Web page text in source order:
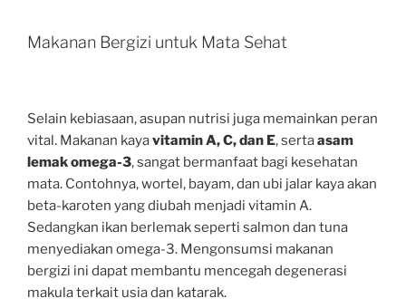
Makanan Bergizi untuk Mata Sehat
Selain kebiasaan, asupan nutrisi juga memainkan peran
vital. Makanan kayavitamin A, C, dan E, sertaasam
lemak omega-3, sangat bermanfaat bagi kesehatan
mata. Contohnya, wortel, bayam, dan ubi jalar kaya akan
beta-karoten yang diubah menjadi vitamin A.
Sedangkan ikan berlemak seperti salmon dan tuna
menyediakan omega-3. Mengonsumsi makanan
bergizi ini dapat membantu mencegah degenerasi
makula terkait usia dan katarak.